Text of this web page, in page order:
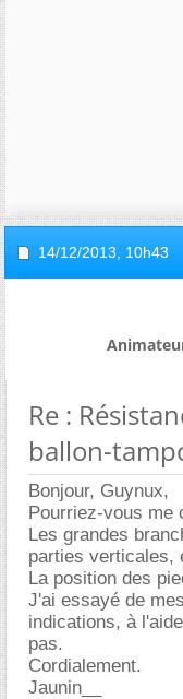
14/12/2013, 10h43
Re :
ballon-
Bonjour, Guynux,
Pourriez-vous me
Les grandes
parties verticales,
La position des
J'ai essayé de
indications, à
pas.
Cordialement.
Jaunin__